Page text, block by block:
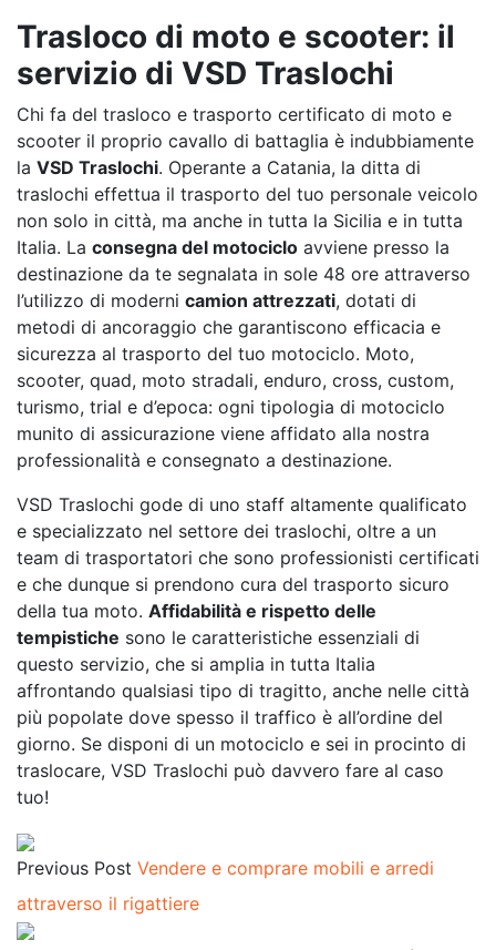
Trasloco di moto e scooter: il
servizio di VSD Traslochi
Chi fa del trasloco e trasporto certificato di moto e
scooter il proprio cavallo di battaglia è indubbiamente
la VSD Traslochi. Operante a Catania, la ditta di
traslochi effettua il trasporto del tuo personale veicolo
non solo in città, ma anche in tutta la Sicilia e in tutta
Italia. La consegna del motociclo avviene presso la
destinazione da te segnalata in sole 48 ore attraverso
l’utilizzo di moderni camion attrezzati, dotati di
metodi di ancoraggio che garantiscono efficacia e
sicurezza al trasporto del tuo motociclo. Moto,
scooter, quad, moto stradali, enduro, cross, custom,
turismo, trial e d’epoca: ogni tipologia di motociclo
munito di assicurazione viene affidato alla nostra
professionalità e consegnato a destinazione.
VSD Traslochi gode di uno staff altamente qualificato
e specializzato nel settore dei traslochi, oltre a un
team di trasportatori che sono professionisti certificati
e che dunque si prendono cura del trasporto sicuro
della tua moto. Affidabilità e rispetto delle
tempistiche sono le caratteristiche essenziali di
questo servizio, che si amplia in tutta Italia
affrontando qualsiasi tipo di tragitto, anche nelle città
più popolate dove spesso il traffico è all’ordine del
giorno. Se disponi di un motociclo e sei in procinto di
traslocare, VSD Traslochi può davvero fare al caso
tuo!
Previous Post Vendere e comprare mobili e arredi
attraverso il rigattiere